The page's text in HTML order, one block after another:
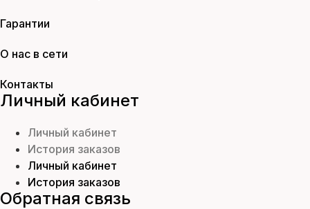
Гарантии
О нас в сети
Контакты
Личный кабинет
Личный кабинет
История заказов
Личный кабинет
История заказов
Обратная связь